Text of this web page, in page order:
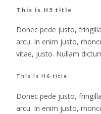
This is H5 title
Donec pede justo,
arcu. In enim justo,
vitae, justo. Nullam
This is H6 title
Donec pede justo,
arcu. In enim justo,